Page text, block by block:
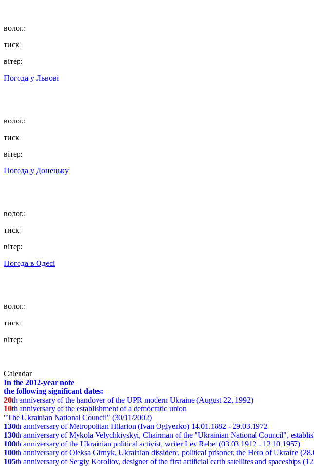
волог.:
тиск:
вітер:
Погода у Львові
волог.:
тиск:
вітер:
Погода у Донецьку
волог.:
тиск:
вітер:
Погода в Одесі
волог.:
тиск:
вітер:
Calendar
In the 2012-year note
the following significant dates:
20th anniversary of the handover of the UPR modern Ukraine (August 22, 1992)
10th anniversary of the establishment of a democratic union
"The Ukrainian National Council" (30/11/2002)
130th anniversary of Metropolitan Hilarion (Ivan Ogiyenko) 14.01.1882 - 29.03.1972
130th anniversary of Mykola Velychkivskyi, Chairman of the "Ukrainian National Council",
100th anniversary of the Ukrainian political activist, writer Lev Rebet (03.03.1912 - 12.10.1957)
100th anniversary of Oleksa Girnyk, Ukrainian dissident, political prisoner, the Hero of Ukraine
105th anniversary of Sergiy Koroliov, designer of the first artificial earth satellites and spaceships